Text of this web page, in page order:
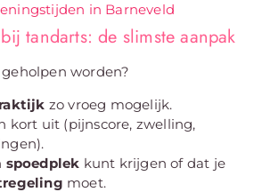
in Barneveld
tandarts: de slimste aanpak
worden?
zo vroeg mogelijk.
kort uit (pijnscore, zwelling,
spoedplek kunt krijgen of dat je
moet.